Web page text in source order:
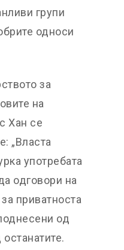
групи
односи
за
на
Хан се
„Власта
употребата
одговори на
приватноста
од